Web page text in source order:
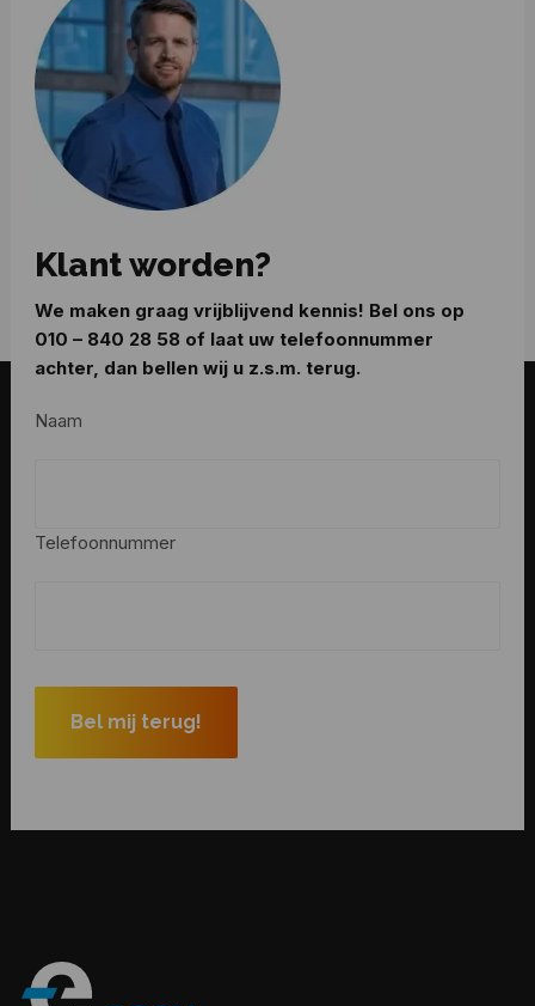
Klant worden?
We maken graag vrijblijvend kennis! Bel ons op
010 – 840 28 58of laat uw telefoonnummer
achter, dan bellen wij u z.s.m. terug.
Naam
Telefoonnummer